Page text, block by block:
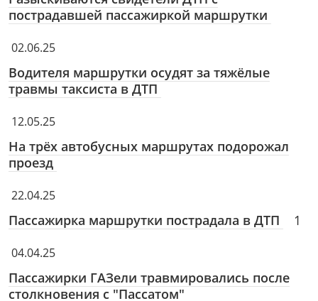
пострадавшей пассажиркой маршрутки
02.06.25
Водителя маршрутки осудят за тяжёлые
травмы таксиста в ДТП
12.05.25
На трёх автобусных маршрутах подорожал
проезд
22.04.25
Пассажирка маршрутки пострадала в ДТП 1
04.04.25
Пассажирки ГАЗели травмировались после
столкновения с "Пассатом"